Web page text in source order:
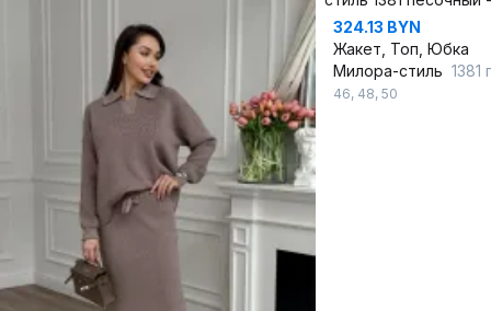
324.13 BYN
Жакет, Топ, Юбка
Милора-стиль 1381
46, 48, 50